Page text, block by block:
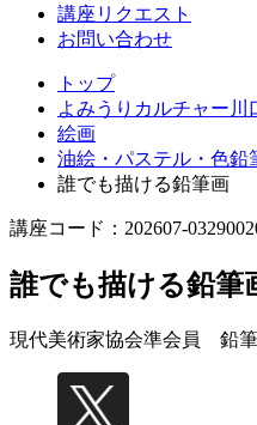
講座リクエスト
お問い合わせ
トップ
よみうりカルチャー川
絵画
油絵・パステル・色鉛
誰でも描ける鉛筆画
講座コード：202607-
誰でも描ける鉛筆
現代美術家協会準会員 鉛